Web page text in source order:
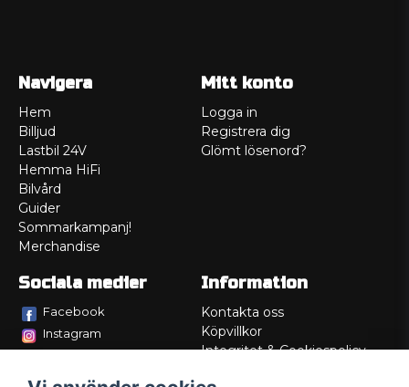
Navigera
Hem
Billjud
Lastbil 24V
Hemma HiFi
Bilvård
Guider
Sommarkampanj!
Merchandise
Mitt konto
Logga in
Registrera dig
Glömt lösenord?
Sociala medier
Facebook
Instagram
Information
Kontakta oss
Köpvillkor
Integritet & Cookiespolicy